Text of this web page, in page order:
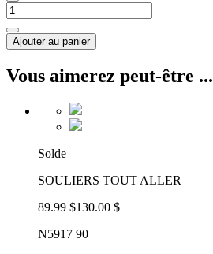
Ajouter au panier
Vous aimerez peut-être ...
Solde
SOULIERS TOUT ALLER
89.99 $130.00 $
N5917 90